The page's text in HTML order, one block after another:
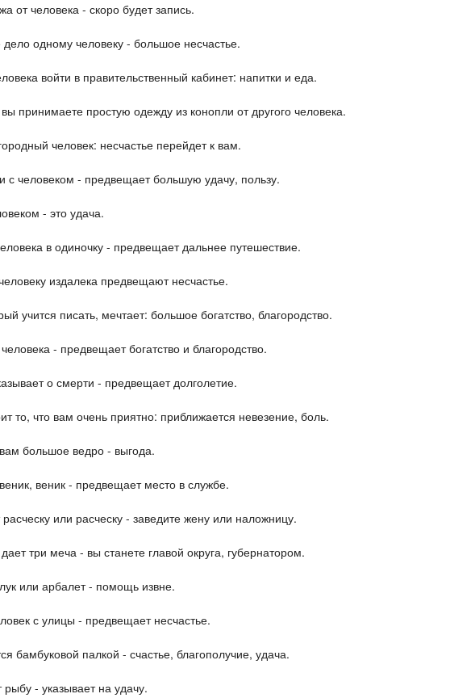
от человека - скоро будет запись.
дело одному человеку - большое несчастье.
войти в правительственный кабинет: напитки и еда.
принимаете простую одежду из конопли от другого человека.
человек: несчастье перейдет к вам.
с человеком - предвещает большую удачу, пользу.
- это удача.
в одиночку - предвещает дальнее путешествие.
издалека предвещают несчастье.
учится писать, мечтает: большое богатство, благородство.
- предвещает богатство и благородство.
о смерти - предвещает долголетие.
то, что вам очень приятно: приближается невезение, боль.
большое ведро - выгода.
веник - предвещает место в службе.
или расческу - заведите жену или наложницу.
три меча - вы станете главой округа, губернатором.
или арбалет - помощь извне.
с улицы - предвещает несчастье.
бамбуковой палкой - счастье, благополучие, удача.
рыбу - указывает на удачу.